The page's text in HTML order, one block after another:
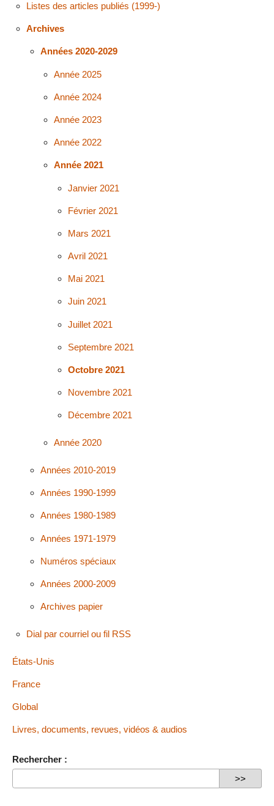
Listes des articles publiés (1999-)
Archives
Années 2020-2029
Année 2025
Année 2024
Année 2023
Année 2022
Année 2021
Janvier 2021
Février 2021
Mars 2021
Avril 2021
Mai 2021
Juin 2021
Juillet 2021
Septembre 2021
Octobre 2021
Novembre 2021
Décembre 2021
Année 2020
Années 2010-2019
Années 1990-1999
Années 1980-1989
Années 1971-1979
Numéros spéciaux
Années 2000-2009
Archives papier
Dial par courriel ou fil RSS
États-Unis
France
Global
Livres, documents, revues, vidéos & audios
Rechercher :